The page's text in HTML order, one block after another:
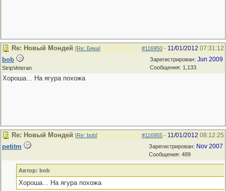
#116950 - 11/01/2012 07:31:12
Re: Новый Мондей [Re: Бяка]
Зарегистрирован: Jun 2009
Сообщения: 1,133
bob
StripVeteran
Хороша... На ягура похожа
#116955 - 11/01/2012 08:12:25
Re: Новый Мондей [Re: bob]
Зарегистрирован: Nov 2007
Сообщения: 489
petitm
Автор: bob
Хороша... На ягура похожа